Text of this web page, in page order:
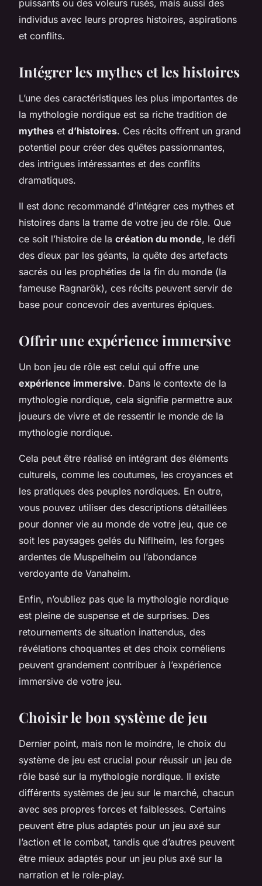
puissants ou des voleurs rusés, mais aussi des
individus avec leurs propres histoires, aspirations
et conflits.
Intégrer les mythes et les histoires
L’une des caractéristiques les plus importantes de
la mythologie nordique est sa riche tradition de
mythes et d’histoires. Ces récits offrent un grand
potentiel pour créer des quêtes passionnantes,
des intrigues intéressantes et des conflits
dramatiques.
Il est donc recommandé d’intégrer ces mythes et
histoires dans la trame de votre jeu de rôle. Que
ce soit l’histoire de la création du monde, le défi
des dieux par les géants, la quête des artefacts
sacrés ou les prophéties de la fin du monde (la
fameuse Ragnarök), ces récits peuvent servir de
base pour concevoir des aventures épiques.
Offrir une expérience immersive
Un bon jeu de rôle est celui qui offre une
expérience immersive. Dans le contexte de la
mythologie nordique, cela signifie permettre aux
joueurs de vivre et de ressentir le monde de la
mythologie nordique.
Cela peut être réalisé en intégrant des éléments
culturels, comme les coutumes, les croyances et
les pratiques des peuples nordiques. En outre,
vous pouvez utiliser des descriptions détaillées
pour donner vie au monde de votre jeu, que ce
soit les paysages gelés du Niflheim, les forges
ardentes de Muspelheim ou l’abondance
verdoyante de Vanaheim.
Enfin, n’oubliez pas que la mythologie nordique
est pleine de suspense et de surprises. Des
retournements de situation inattendus, des
révélations choquantes et des choix cornéliens
peuvent grandement contribuer à l’expérience
immersive de votre jeu.
Choisir le bon système de jeu
Dernier point, mais non le moindre, le choix du
système de jeu est crucial pour réussir un jeu de
rôle basé sur la mythologie nordique. Il existe
différents systèmes de jeu sur le marché, chacun
avec ses propres forces et faiblesses. Certains
peuvent être plus adaptés pour un jeu axé sur
l’action et le combat, tandis que d’autres peuvent
être mieux adaptés pour un jeu plus axé sur la
narration et le role-play.